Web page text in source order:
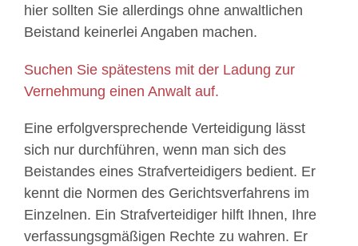
hier sollten Sie allerdings ohne anwaltlichen
Beistand keinerlei Angaben machen.
Suchen Sie spätestens mit der Ladung zur
Vernehmung einen Anwalt auf.
Eine erfolgversprechende Verteidigung lässt
sich nur durchführen, wenn man sich des
Beistandes eines Strafverteidigers bedient. Er
kennt die Normen des Gerichtsverfahrens im
Einzelnen. Ein Strafverteidiger hilft Ihnen, Ihre
verfassungsgmäßigen Rechte zu wahren. Er